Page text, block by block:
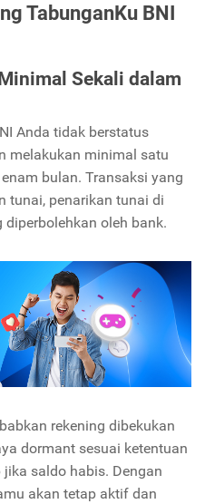
TabunganKu BNI
Sekali dalam
Anda tidak berstatus
melakukan minimal satu
bulan. Transaksi yang
tunai, penarikan tunai di
oleh bank.
rekening dibekukan
dormant sesuai ketentuan
saldo habis. Dengan
akan tetap aktif dan